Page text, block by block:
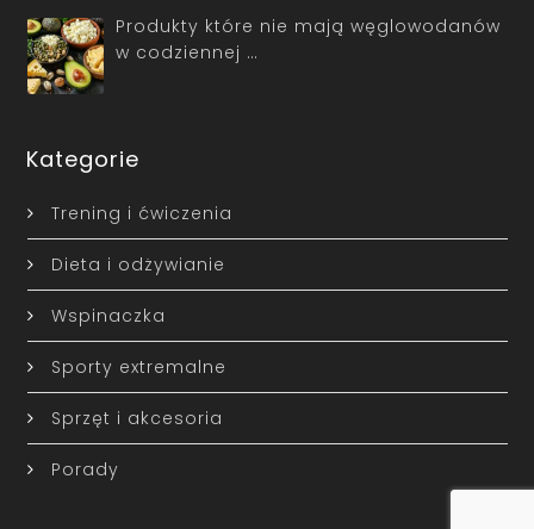
Produkty które nie mają węglowodanów
w codziennej …
Kategorie
Trening i ćwiczenia
Dieta i odżywianie
Wspinaczka
Sporty extremalne
Sprzęt i akcesoria
Porady